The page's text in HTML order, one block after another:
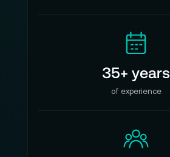
35+ years
of experience